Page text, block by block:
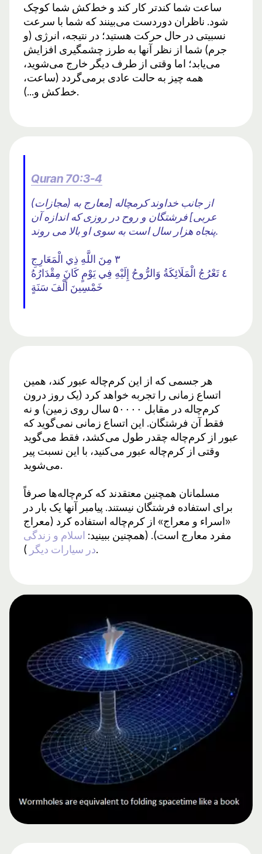
ساعت شما کندتر کار کند و خط‌کش شما کوچک
شود. ناظران دوردست می‌بینند که شما با سرعت
نسبیتی در حال حرکت هستید؛ در نتیجه، انرژی (و
جرم) شما از نظر آنها به طرز چشمگیری افزایش
می‌یابد؛ اما وقتی از طرف دیگر خارج می‌شوید،
همه چیز به حالت عادی برمی‌گردد (ساعت،
خط‌کش و...).
Quran 70:3-4
(مجازات) از جانب خداوند کرمچاله [معارج به
عربی] فرشتگان و روح در روزی که اندازه آن
پنجاه هزار سال است به سوی او بالا می روند.
٣ مِنَ اللَّهِ ذِي الْمَعَارِجِ
٤ تَعْرُجُ الْمَلَائِكَةُ وَالرُّوحُ إِلَيْهِ فِي يَوْمٍ كَانَ مِقْدَارُهُ
خَمْسِينَ أَلْفَ سَنَةٍ
هر جسمی که از این کرم‌چاله عبور کند، همین
اتساع زمانی را تجربه خواهد کرد (یک روز درون
کرم‌چاله در مقابل ۵۰۰۰۰ سال روی زمین) و نه
فقط آن فرشتگان. این اتساع زمانی نمی‌گوید که
عبور از کرم‌چاله چقدر طول می‌کشد، فقط می‌گوید
وقتی از کرم‌چاله عبور می‌کنید، با این نسبت پیر
می‌شوید.
مسلمانان همچنین معتقدند که کرم‌چاله‌ها صرفاً
برای استفاده فرشتگان نیستند. پیامبر آنها یک بار در
«اسراء و معراج» از کرم‌چاله استفاده کرد (معراج
مفرد معارج است). (همچنین ببینید: اسلام و زندگی
در سیارات دیگر).